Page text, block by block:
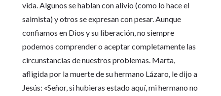
vida. Algunos se hablan con alivio (como lo hace el
salmista) y otros se expresan con pesar. Aunque
confiamos en Dios y su liberación, no siempre
podemos comprender o aceptar completamente las
circunstancias de nuestros problemas. Marta,
afligida por la muerte de su hermano Lázaro, le dijo a
Jesús: «Señor, si hubieras estado aquí, mi hermano no